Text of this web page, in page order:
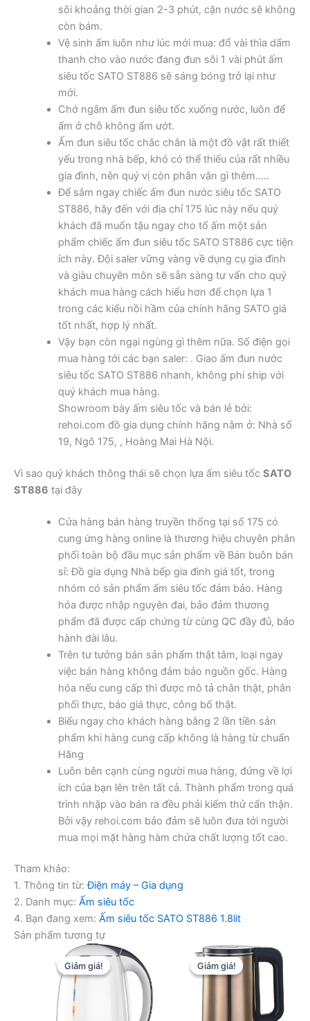
sôi khoảng thời gian 2-3 phút, cặn nước sẽ không
còn bám.
Vệ sinh ấm luôn như lúc mới mua: đổ vài thìa dấm
thanh cho vào nước đang đun sôi 1 vài phút ấm
siêu tốc SATO ST886 sẽ sáng bóng trở lại như
mới.
Chớ ngâm ấm đun siêu tốc xuống nước, luôn để
ấm ở chỗ không ẩm ướt.
Ấm đun siêu tốc chắc chắn là một đồ vật rất thiết
yếu trong nhà bếp, khó có thể thiếu của rất nhiều
gia đình, nên quý vị còn phân vân gì thêm…..
Để sắm ngay chiếc ấm đun nước siêu tốc SATO
ST886, hãy đến với địa chỉ 175 lúc này nếu quý
khách đã muốn tậu ngay cho tổ ấm một sản
phẩm chiếc ấm đun siêu tốc SATO ST886 cực tiện
ích này. Đội saler vững vàng về dụng cụ gia đình
và giàu chuyên môn sẽ sẵn sàng tư vấn cho quý
khách mua hàng cách hiểu hơn để chọn lựa 1
trong các kiểu nồi hầm của chính hãng SATO giá
tốt nhất, hợp lý nhất.
Vậy bạn còn ngại ngùng gì thêm nữa. Số điện gọi
mua hàng tới các bạn saler: . Giao ấm đun nước
siêu tốc SATO ST886 nhanh, không phí ship với
quý khách mua hàng.
Showroom bày ấm siêu tốc và bán lẻ bởi:
rehoi.com đồ gia dụng chính hãng nằm ở: Nhà số
19, Ngõ 175, , Hoàng Mai Hà Nội.
Vì sao quý khách thông thái sẽ chọn lựa ấm siêu tốc SATO
ST886 tại đây
Cửa hàng bán hàng truyền thống tại số 175 có
cung ứng hàng online là thương hiệu chuyên phân
phối toàn bộ đầu mục sản phẩm về Bán buôn bán
sỉ: Đồ gia dụng Nhà bếp gia đình giá tốt, trong
nhóm có sản phẩm ấm siêu tốc đảm bảo. Hàng
hóa được nhập nguyên đai, bảo đảm thương
phẩm đã được cấp chứng từ cùng QC đầy đủ, bảo
hành dài lâu.
Trên tư tưởng bán sản phẩm thật tâm, loại ngay
việc bán hàng không đảm bảo nguồn gốc. Hàng
hóa nếu cung cấp thì được mô tả chân thật, phân
phối thực, báo giá thực, công bố thật.
Biếu ngay cho khách hàng bằng 2 lần tiền sản
phẩm khi hàng cung cấp không là hàng từ chuẩn
Hãng
Luôn bên cạnh cùng người mua hàng, đứng về lợi
ích của bạn lên trên tất cả. Thành phẩm trong quá
trình nhập vào bán ra đều phải kiểm thử cẩn thận.
Bởi vậy rehoi.com bảo đảm sẽ luôn đưa tới người
mua mọi mặt hàng hàm chứa chất lượng tốt cao.
Tham khảo:
1. Thông tin từ:Điện máy – Gia dụng
2. Danh mục: Ấm siêu tốc
4. Bạn đang xem: Ấm siêu tốc SATO ST886 1.8lit
Sản phẩm tương tự
Giảm giá!
Giảm giá! Giảm giá!
Giảm giá!